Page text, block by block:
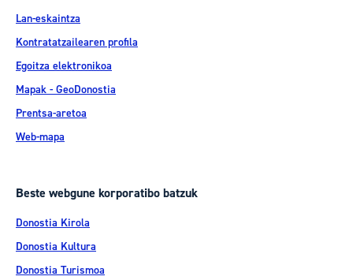
Lan-eskaintza
Kontratatzailearen profila
Egoitza elektronikoa
Mapak - GeoDonostia
Prentsa-aretoa
Web-mapa
Beste webgune korporatibo batzuk
Donostia Kirola
Donostia Kultura
Donostia Turismoa